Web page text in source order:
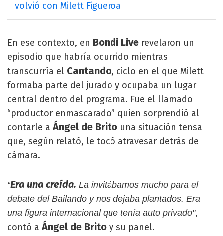
volvió con Milett Figueroa
En ese contexto, en Bondi Live revelaron un
episodio que habría ocurrido mientras
transcurría el Cantando, ciclo en el que Milett
formaba parte del jurado y ocupaba un lugar
central dentro del programa. Fue el llamado
“productor enmascarado” quien sorprendió al
contarle a Ángel de Brito una situación tensa
que, según relató, le tocó atravesar detrás de
cámara.
“Era una creída. La invitábamos mucho para el
debate del Bailando y nos dejaba plantados. Era
una figura internacional que tenía auto privado",
contó aÁngel de Brito y su panel.